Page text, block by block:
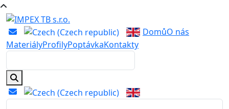
DomůO nás
MateriályProfilyPoptávkaKontakty